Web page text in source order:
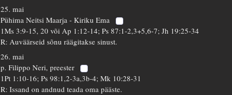
25. mai
Pühima Neitsi Maarja - Kiriku Ema
1Ms 3:9-15, 20 või Ap 1:12-14; Ps 87:1-2,3+5,6-7; Jh 19:25-34
R: Auväärseid sõnu räägitakse sinust.
26. mai
p. Filippo Neri, preester
1Pt 1:10-16; Ps 98:1,2-3a,3b-4; Mk 10:28-31
R: Issand on andnud teada oma pääste.